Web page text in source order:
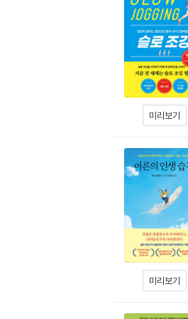
미리보기
미리보기